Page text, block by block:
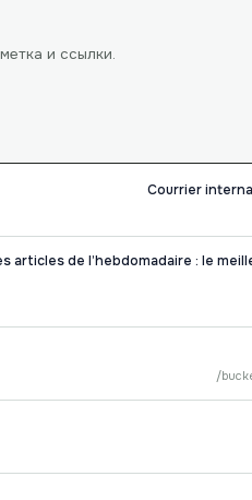
и ссылки.
Courrier
articles de l’hebdomadaire : le
/